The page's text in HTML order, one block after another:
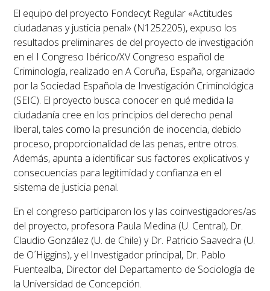
El equipo del proyecto Fondecyt Regular «Actitudes
ciudadanas y justicia penal» (N1252205), expuso los
resultados preliminares de del proyecto de investigación
en el I Congreso Ibérico/XV Congreso español de
Criminología, realizado en A Coruña, España, organizado
por la Sociedad Española de Investigación Criminológica
(SEIC). El proyecto busca conocer en qué medida la
ciudadanía cree en los principios del derecho penal
liberal, tales como la presunción de inocencia, debido
proceso, proporcionalidad de las penas, entre otros.
Además, apunta a identificar sus factores explicativos y
consecuencias para legitimidad y confianza en el
sistema de justicia penal.
En el congreso participaron los y las coinvestigadores/as
del proyecto, profesora Paula Medina (U. Central), Dr.
Claudio González (U. de Chile) y Dr. Patricio Saavedra (U.
de O´Higgins), y el Investigador principal, Dr. Pablo
Fuentealba, Director del Departamento de Sociología de
la Universidad de Concepción.